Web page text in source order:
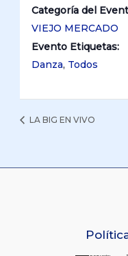
Categoría del
VIEJO MERCADO
Evento Etiquetas:
Danza, Todos
LA BIG EN VIVO